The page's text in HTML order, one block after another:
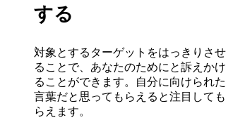
する
対象とするターゲットをはっきりさせ
ることで、あなたのためにと訴えかけ
ることができます。自分に向けられた
言葉だと思ってもらえると注目しても
らえます。